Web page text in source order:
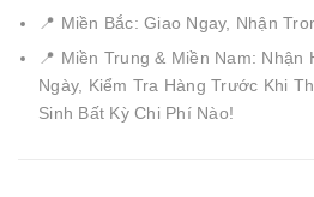
📍 Miền Bắc: Giao Ngay, Nhận
📍 Miền Trung & Miền Nam: Nhận
Ngày, Kiểm Tra Hàng Trước Khi
Sinh Bất Kỳ Chi Phí Nào!